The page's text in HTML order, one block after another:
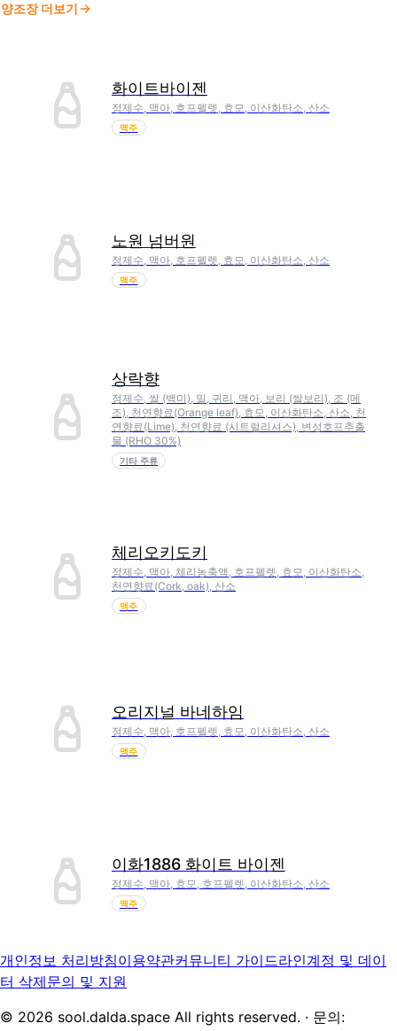
양조장 더보기
화이트바이젠
정제수, 맥아, 호프펠렛, 효모, 이산화탄소, 산소
맥주
노원 넘버원
정제수, 맥아, 호프펠렛, 효모, 이산화탄소, 산소
맥주
상락향
정제수, 쌀 (백미), 밀, 귀리, 맥아, 보리 (쌀보리), 조 (메
조), 천연향료(Orange leaf), 효모, 이산화탄소, 산소, 천
연향료(Lime), 천연향료 (시트럴리셔스), 변성호프추출
물 (RHO 30%)
기타 주류
체리오키도키
정제수, 맥아, 체리농축액, 호프펠렛, 효모, 이산화탄소,
천연향료(Cork, oak), 산소
맥주
오리지널 바네하임
정제수, 맥아, 호프펠렛, 효모, 이산화탄소, 산소
맥주
이화1886 화이트 바이젠
정제수, 맥아, 효모, 호프펠렛, 이산화탄소, 산소
맥주
개인정보 처리방침이용약관커뮤니티 가이드라인계정 및 데이
터 삭제문의 및 지원
© 2026 sool.dalda.space All rights reserved. · 문의: